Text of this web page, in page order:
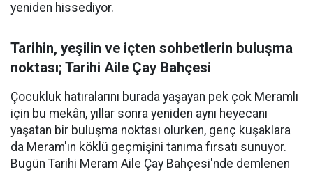
yeniden hissediyor.
Tarihin, yeşilin ve içten sohbetlerin buluşma
noktası; Tarihi Aile Çay Bahçesi
Çocukluk hatıralarını burada yaşayan pek çok Meramlı
için bu mekân, yıllar sonra yeniden aynı heyecanı
yaşatan bir buluşma noktası olurken, genç kuşaklara
da Meram'ın köklü geçmişini tanıma fırsatı sunuyor.
Bugün Tarihi Meram Aile Çay Bahçesi'nde demlenen